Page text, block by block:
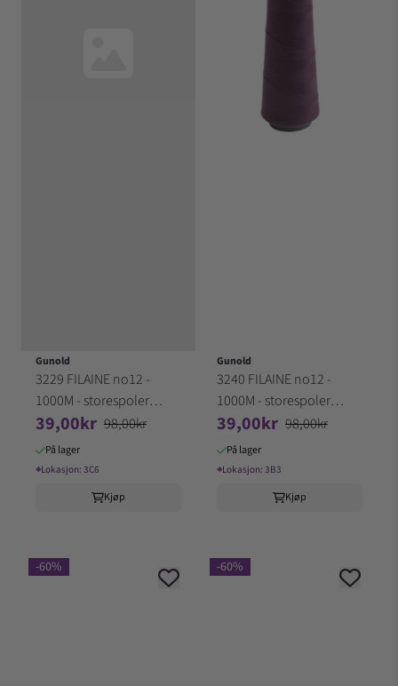
Gunold
3229 FILAINE no12 -
1000M - storespoler
100% Akryl (3C6)
39,00kr 98,00kr
På lager
⌖Lokasjon: 3C6
Kjøp
Gunold
3240 FILAINE no12 -
1000M - storespoler
100% Akryl (3B3)
39,00kr 98,00kr
På lager
⌖Lokasjon: 3B3
Kjøp
-60% -60%